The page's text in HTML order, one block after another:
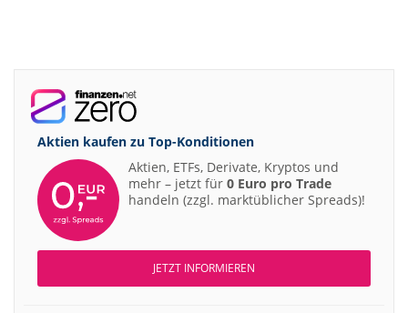
Aktien kaufen zu Top-Konditionen
Aktien, ETFs, Derivate, Kryptos und
mehr – jetzt für 0 Euro pro Trade
handeln (zzgl. marktüblicher Spreads)!
JETZT INFORMIEREN